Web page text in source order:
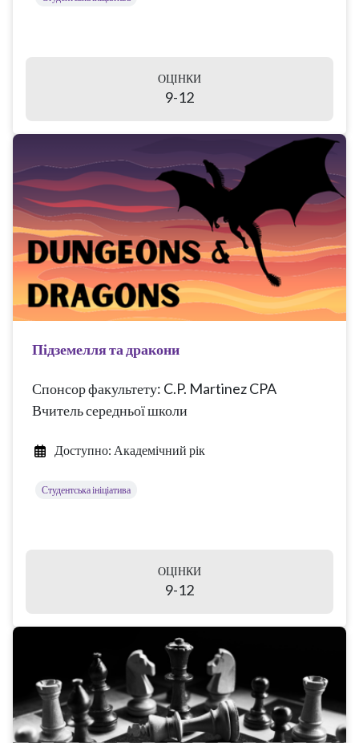
ОЦІНКИ
9-12
Підземелля та дракони
Спонсор факультету: C.P. Martinez CPA
Вчитель середньої школи
Доступно: Академічний рік
Студентська ініціатива
ОЦІНКИ
9-12